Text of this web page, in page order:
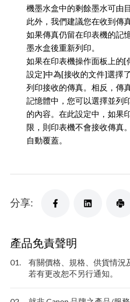
機墨水盒中的剩餘墨水可由
此外，我們建議您在收到傳
如果傳真仍留在印表機的記
墨水盒後重新列印。
如果在印表機操作面板上的[
設定]中為[接收的文件]選擇
列印接收的傳真。相反，傳
記憶體中，您可以選擇並列
的內容。在此設定中，如果
限，則印表機不會接收傳真
自動覆蓋。
分享:
產品免責聲明
01.
有關價格、規格、供貨情況
若有更改恕不另行通知。